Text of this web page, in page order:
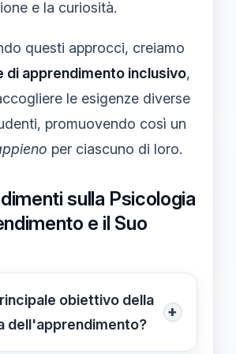
e la curiosità.
questi approcci, creiamo
di apprendimento inclusivo,
le esigenze diverse
promuovendo così un
per ciascuno di loro.
sulla Psicologia
e il Suo
obiettivo della
dell'apprendimento?
+